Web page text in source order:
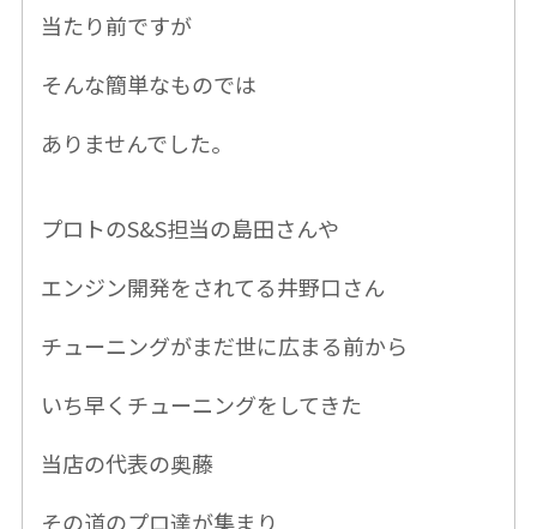
当たり前ですが
そんな簡単なものでは
ありませんでした。
プロトのS&S担当の島田さんや
エンジン開発をされてる井野口さん
チューニングがまだ世に広まる前から
いち早くチューニングをしてきた
当店の代表の奥藤
その道のプロ達が集まり